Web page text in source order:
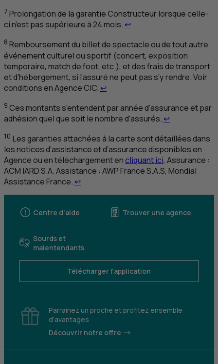
7 Prolongation de la garantie Constructeur lorsque celle-
ci n’est pas supérieure à 24 mois. ↩Retour au renvoi 7
8 Remboursement du billet de spectacle ou de tout autre
événement culturel ou sportif (concert, exposition
temporaire, match de foot, etc.), et des frais de transport
et d’hébergement, si l’assuré ne peut pas s’y rendre. Voir
conditions en AgenceCIC. ↩Retour au renvoi 8
9 Ces montants s'entendent par année d'assurance et par
adhésion quel que soit le nombre d'assurés. ↩Retour au
10 Les garanties attachées à la carte sont détaillées dans
les notices d’assistance et d’assurance disponibles en
Agence ou en téléchargement encliquant ici. Assurance :
ACM IARDS.A.Assistance : AWPFranceS.A.S, Mondial
Assistance France. ↩Retour au renvoi 10
Centre d'aide Trouver une agence
Sourds et
malentendants
Télécharger l'application
Parrainez un proche et profitez ensemble
d’avantages
Découvrir notre offre